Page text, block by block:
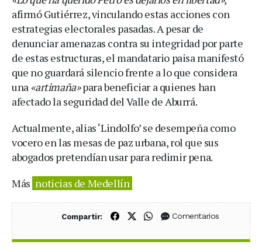
afirmó Gutiérrez, vinculando estas acciones con
estrategias electorales pasadas. A pesar de
denunciar amenazas contra su integridad por parte
de estas estructuras, el mandatario paisa manifestó
que no guardará silencio frente a lo que considera
una«artimaña»para beneficiar a quienes han
afectado la seguridad del Valle de Aburrá.
Actualmente, alias ‘Lindolfo’ se desempeña como
vocero en las mesas de paz urbana, rol que sus
abogados pretendían usar para redimir pena.
Más noticias de Medellín
Compartir: Compartir en Facebook
Compartir en X (Twitter)
Compartir en WhatsApp
Comentarios